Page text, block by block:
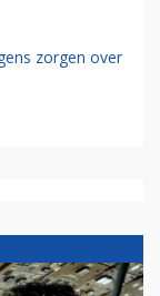
zorgen over